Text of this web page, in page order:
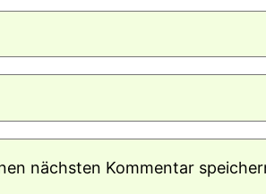
nächsten Kommentar